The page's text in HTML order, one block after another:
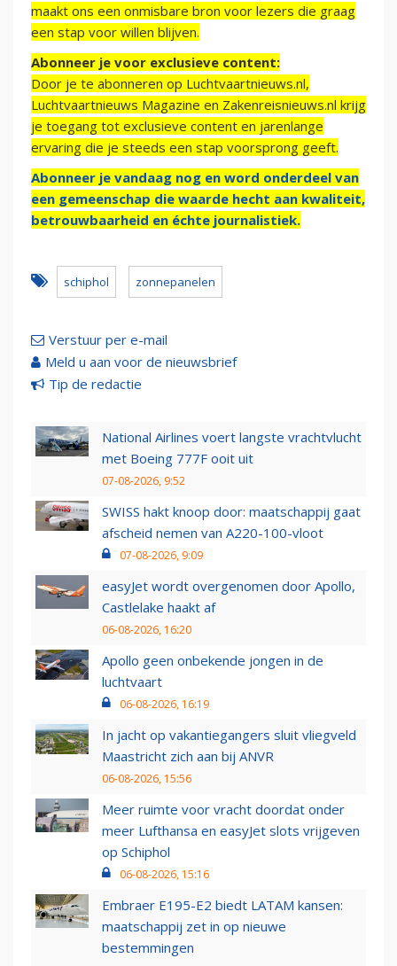
maakt ons een onmisbare bron voor lezers die graag
een stap voor willen blijven.
Abonneer je voor exclusieve content:
Door je te abonneren op Luchtvaartnieuws.nl,
Luchtvaartnieuws Magazine en Zakenreisnieuws.nl krijg
je toegang tot exclusieve content en jarenlange
ervaring die je steeds een stap voorsprong geeft.
Abonneer je vandaag nog en word onderdeel van
een gemeenschap die waarde hecht aan kwaliteit,
betrouwbaarheid en échte journalistiek.
schiphol zonnepanelen
Verstuur per e-mail
Meld u aan voor de nieuwsbrief
Tip de redactie
National Airlines voert langste vrachtvlucht
met Boeing 777F ooit uit
07-08-2026, 9:52
SWISS hakt knoop door: maatschappij gaat
afscheid nemen van A220-100-vloot
07-08-2026, 9:09
easyJet wordt overgenomen door Apollo,
Castlelake haakt af
06-08-2026, 16:20
Apollo geen onbekende jongen in de
luchtvaart
06-08-2026, 16:19
In jacht op vakantiegangers sluit vliegveld
Maastricht zich aan bij ANVR
06-08-2026, 15:56
Meer ruimte voor vracht doordat onder
meer Lufthansa en easyJet slots vrijgeven
op Schiphol
06-08-2026, 15:16
Embraer E195-E2 biedt LATAM kansen:
maatschappij zet in op nieuwe
bestemmingen